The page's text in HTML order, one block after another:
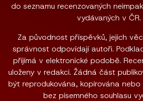
do seznamu recenzovaných
vydávaných v ČR.
Za původnost příspěvků, jejich
správnost odpovídají autoři.
přijímá v elektronické podobě.
uloženy v redakci. Žádná část
být reprodukována, kopírována
bez písemného souhlasu